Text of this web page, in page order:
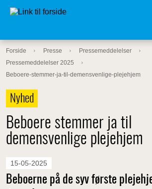
Forside Presse
Pressemeddelelser
Pressemeddelelser 2025
Beboere-stemmer-ja-til-demensvenlige-plejehjem
Nyhed
Beboere stemmer ja til
demensvenlige plejehjem
15-05-2025
Beboerne på de syv første